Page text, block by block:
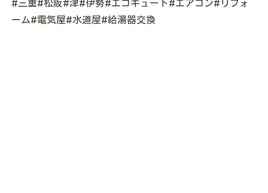
#三重#松阪#津#伊勢#エコキュート#エアコン#リフォ
ーム#電気屋#水道屋#給湯器交換